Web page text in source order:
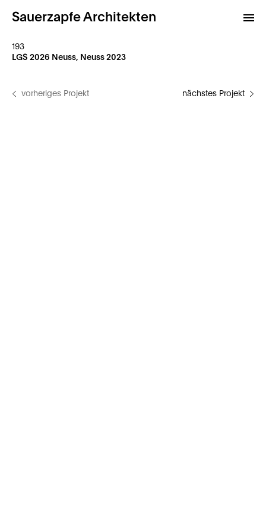
Sauerzapfe Architekten
Archiv
193
LGS 2026 Neuss, Neuss 2023
vorheriges Projekt nächstes Projekt